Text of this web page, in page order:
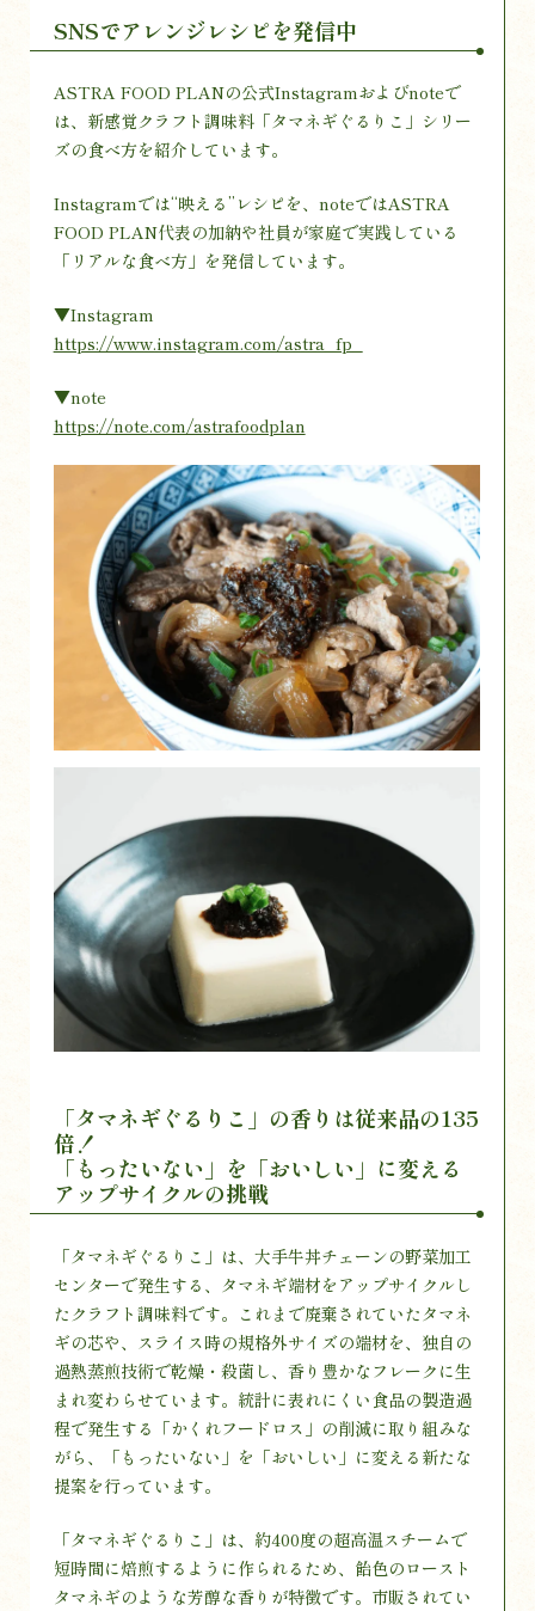
SNSでアレンジレシピを発信中
ASTRA FOOD PLANの公式Instagramおよびnoteで
は、新感覚クラフト調味料「タマネギぐるりこ」シリー
ズの食べ方を紹介しています。
Instagramでは“映える”レシピを、noteではASTRA
FOOD PLAN代表の加納や社員が家庭で実践している
「リアルな食べ方」を発信しています。
▼Instagram
https://www.instagram.com/astra_fp_
▼note
https://note.com/astrafoodplan
「タマネギぐるりこ」の香りは従来品の135
倍！
「もったいない」を「おいしい」に変える
アップサイクルの挑戦
「タマネギぐるりこ」は、大手牛丼チェーンの野菜加工
センターで発生する、タマネギ端材をアップサイクルし
たクラフト調味料です。これまで廃棄されていたタマネ
ギの芯や、スライス時の規格外サイズの端材を、独自の
過熱蒸煎技術で乾燥・殺菌し、香り豊かなフレークに生
まれ変わらせています。統計に表れにくい食品の製造過
程で発生する「かくれフードロス」の削減に取り組みな
がら、「もったいない」を「おいしい」に変える新たな
提案を行っています。
「タマネギぐるりこ」は、約400度の超高温スチームで
短時間に焙煎するように作られるため、飴色のロースト
タマネギのような芳醇な香りが特徴です。市販されてい